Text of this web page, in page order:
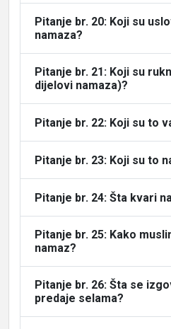
Pitanje br. 20: Koji su
namaza?
Pitanje br. 21: Koji su
dijelovi namaza)?
Pitanje br. 22: Koji su to
Pitanje br. 23: Koji su to
Pitanje br. 24: Šta kvari
Pitanje br. 25: Kako
namaz?
Pitanje br. 26: Šta se
predaje selama?